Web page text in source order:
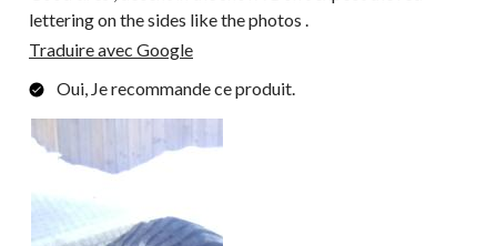
lettering on the sides like the photos .
Traduire avec Google
Oui, Je recommande ce produit.